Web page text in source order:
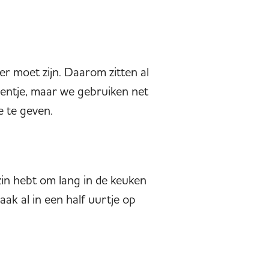
moet zijn. Daarom zitten al
maar we gebruiken net
te geven.
hebt om lang in de keuken
al in een half uurtje op